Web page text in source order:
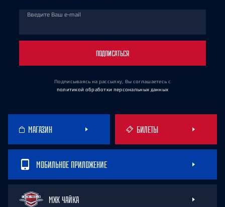
Введите Ваш e-mail
ПОДПИСАТЬСЯ
Подписываясь на рассылку, Вы соглашаетесь с
политикой обработки персональных данных
МАГАЗИН БИЛЕТЫ
МОБИЛЬНОЕ ПРИЛОЖЕНИЕ
МХК ЧАЙКА